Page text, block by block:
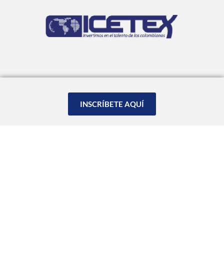
INSCRÍBETE AQUÍ